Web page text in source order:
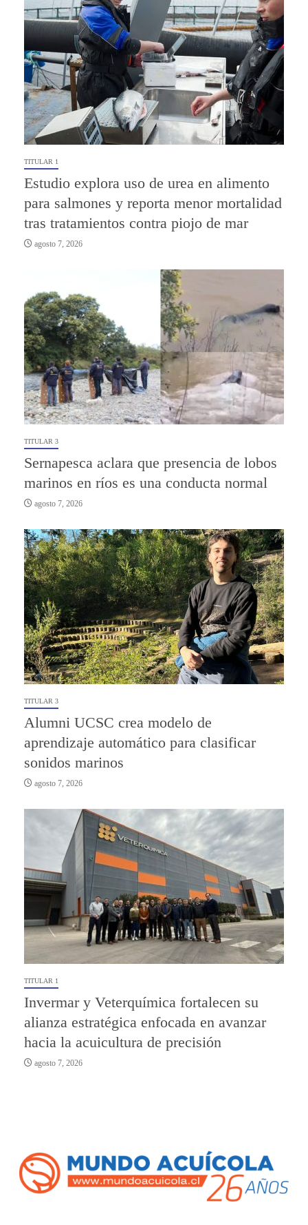
TITULAR 1
Estudio explora uso de urea en alimento
para salmones y reporta menor mortalidad
tras tratamientos contra piojo de mar
agosto 7, 2026
TITULAR 3
Sernapesca aclara que presencia de lobos
marinos en ríos es una conducta normal
agosto 7, 2026
TITULAR 3
Alumni UCSC crea modelo de
aprendizaje automático para clasificar
sonidos marinos
agosto 7, 2026
TITULAR 1
Invermar y Veterquímica fortalecen su
alianza estratégica enfocada en avanzar
hacia la acuicultura de precisión
agosto 7, 2026